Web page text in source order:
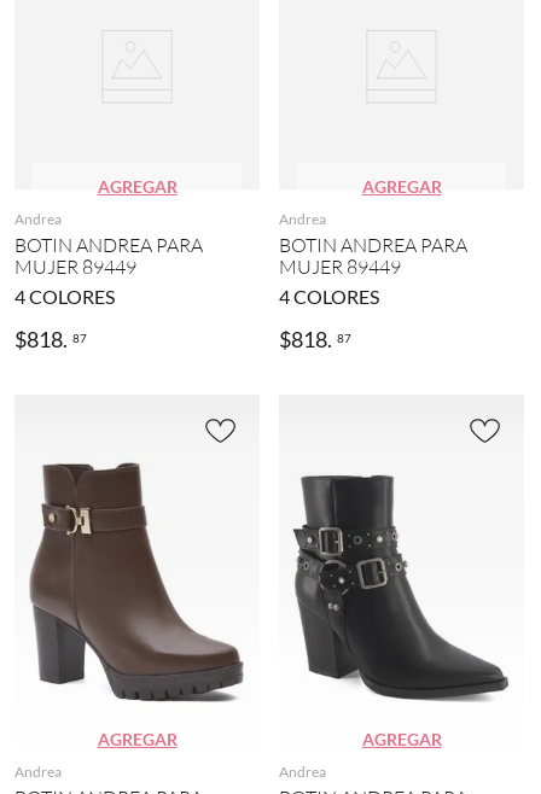
AGREGAR
Andrea
BOTIN ANDREA PARA
MUJER 89449
4COLORES
$818. 87
AGREGAR
Andrea
BOTIN ANDREA PARA
MUJER 89449
4COLORES
$818. 87
AGREGAR
Andrea
AGREGAR
Andrea